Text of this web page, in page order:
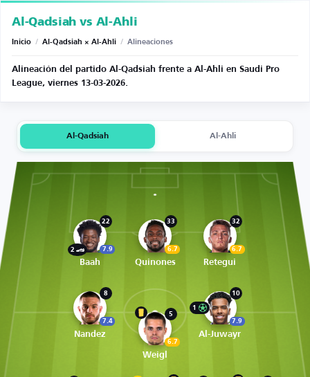
Al-Qadsiah vs Al-Ahli
Inicio / Al-Qadsiah × Al-Ahli / Alineaciones
Alineación del partido Al-Qadsiah frente a Al-Ahli en Saudi Pro
League, viernes 13-03-2026.
Al-Qadsiah Al-Ahli
22
7.9
2
Baah
33
6.7
Quinones
32
6.7
Retegui
8
7.4
Nandez
5
6.7
Weigl
10
7.9
1
Al-Juwayr